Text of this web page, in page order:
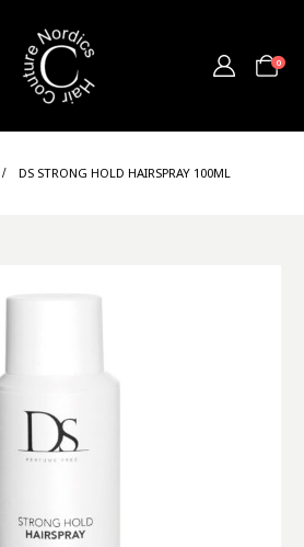
0
DS STRONG HOLD HAIRSPRAY 100ML